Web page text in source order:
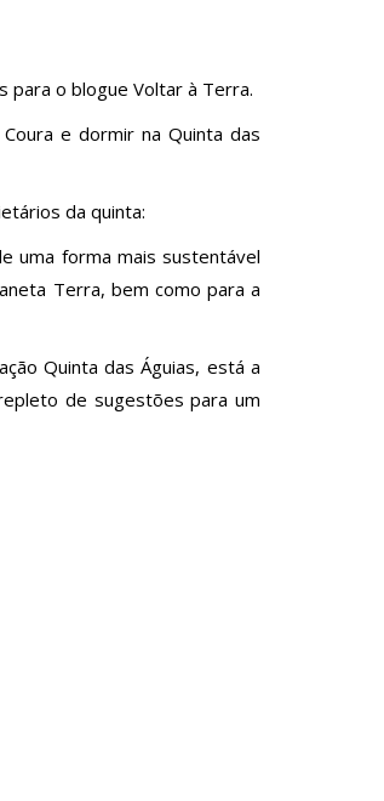
para o blogue Voltar à Terra.
e dormir na Quinta das
da quinta:
uma forma mais sustentável
Terra, bem como para a
Quinta das Águias, está a
de sugestões para um